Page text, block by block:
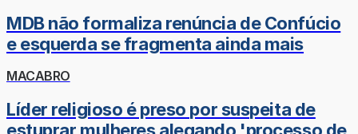
MDB não formaliza renúncia de Confúcio
e esquerda se fragmenta ainda mais
MACABRO
Líder religioso é preso por suspeita de